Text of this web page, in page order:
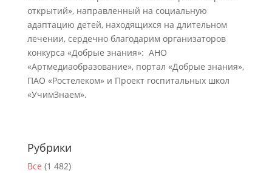
открытий», направленный на социальную
адаптацию детей, находящихся на длительном
лечении, сердечно благодарим организаторов
конкурса «Добрые знания»: АНО
«Артмедиаобразование», портал «Добрые знания»,
ПАО «Ростелеком» и Проект госпитальных школ
«УчимЗнаем».
Рубрики
Все (1 482)